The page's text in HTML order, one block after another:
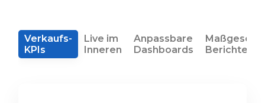
Verkaufs-
KPIs
Live im
Inneren
Anpassbare
Dashboards
Berichte